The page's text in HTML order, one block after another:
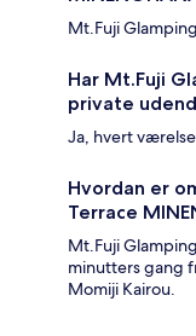
Mt.Fuji
Har Mt.Fuji
private
Ja, hvert
Hvordan er
Terrace
Mt.Fuji
minutters gang
Momiji Kairou.